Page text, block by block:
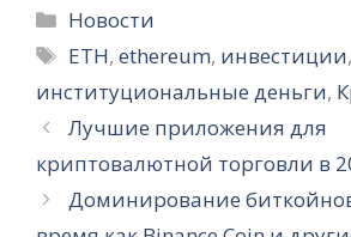
Рубрики
Новости
Метки
ETH,ethereum, инвестиции,
институциональные деньги,
Лучшие приложения для
криптовалютной торговли в
Доминирование биткойнов